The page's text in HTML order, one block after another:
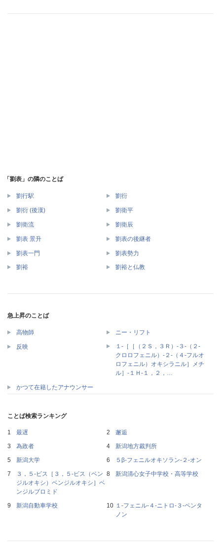
「劉表」の隣のことば
劉行駅 劉衍
劉衍 (後漢) 劉衛平
劉衛流 劉衛辰
劉表 景升 劉表の後継者
劉表一門 劉表勢力
劉裕 劉裕と仏教
急上昇のことば
高物師 ニー・リフト
反映
１‐［［（２Ｓ，３Ｒ）‐３‐（２‐
クロロフェニル）‐２‐（４‐フルオ
ロフェニル）オキシラニル］メチ
ル］‐１Ｈ‐１，２，…
かつて在籍したアナウンサー
ことば検索ランキング
最遅
邂逅
為政者
新潟地方裁判所
新潟大学
５β‐フェニルオキソラン‐２‐オン
３，５‐ビス［３，５‐ビス（ベン
ジルオキシ）ベンジルオキシ］ベ
ンジルブロミド
新潟清心女子中学校・高等学校
新潟自動車学校
１‐フェニル‐４‐ニトロ‐３‐ペンタ
ノン